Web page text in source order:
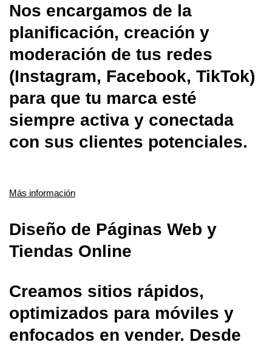
Nos encargamos de la
planificación, creación y
moderación de tus redes
(Instagram, Facebook, TikTok)
para que tu marca esté
siempre activa y conectada
con sus clientes potenciales.
Más información
Diseño de Páginas Web y
Tiendas Online
Creamos sitios rápidos,
optimizados para móviles y
enfocados en vender. Desde